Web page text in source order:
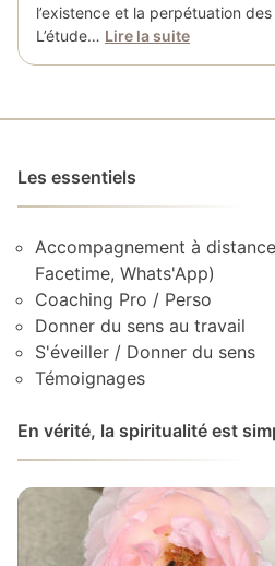
l’existence et la perpétuation
L’étude… Lire la suite
Les essentiels
Accompagnement à
Facetime, Whats'App)
Coaching Pro / Perso
Donner du sens au travail
S'éveiller / Donner du sens
Témoignages
En vérité, la spiritualité est